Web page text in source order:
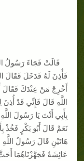
قَالَتْ فَجَاءَ رَسُولُ
فَأُذِنَ لَهُ فَدَخَلَ فَقَالَ
أَخْرِجْ مَنْ عِنْدَكَ فَقَالَ
اللَّهِ قَالَ فَإِنِّي قَدْ
بِأَبِي أَنْتَ يَا رَسُولَ
نَعَمْ قَالَ أَبُو بَكْرٍ فَخُذْ
هَاتَيْنِ قَالَ رَسُولُ
عَائِشَةُ فَجَهَّزْنَاهُمَا